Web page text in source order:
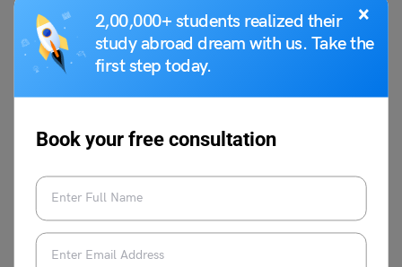
×
2,00,000+ students realized their
study abroad dream with us. Take the
first step today.
Book your free consultation
सूरदास का देहावसान कब हुआ था?
माना जाता है कि महाकवि सूरदास का पारसौली नामक स्थान पर 1583 ई.
में देहावसान हुआ था।
सूरसागर, ब्रजभाषा में महाकवि सूरदास द्वारा रचे गए कीर्तनों-पदों का एक
सुंदर संकलन है।
सूरदास की काव्य भाषा क्या थी?
सूरदास की काव्य भाषा ब्रजभाषा थी। उन्होंने अपनी रचनाओं में ब्रजभाषा
का स्वाभाविक, सजीव और भावानुकूल प्रयोग किया है। सूरदास ने इस
भाषा को अपनी लेखनी से समृद्ध किया और उसे काव्य के माध्यम से निखारने